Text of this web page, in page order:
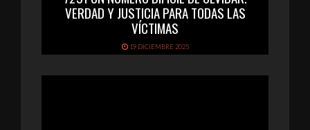
VERDAD Y JUSTICIA PARA TODAS LAS
VÍCTIMAS
19 DICIEMBRE 2025